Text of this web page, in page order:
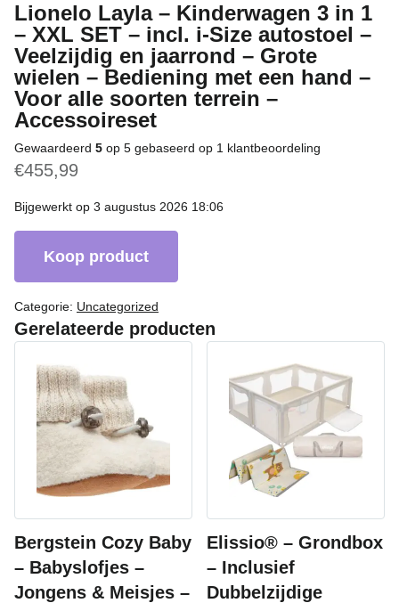
Lionelo Layla – Kinderwagen 3 in 1
– XXL SET – incl. i-Size autostoel –
Veelzijdig en jaarrond – Grote
wielen – Bediening met een hand –
Voor alle soorten terrein –
Accessoireset
Gewaardeerd 5 op 5 gebaseerd op 1 klantbeoordeling
€455,99
Bijgewerkt op 3 augustus 2026 18:06
Koop product
Categorie: Uncategorized
Gerelateerde producten
Bergstein Cozy Baby
– Babyslofjes –
Jongens & Meisjes –
Elissio® – Grondbox
– Inclusief
Dubbelzijdige